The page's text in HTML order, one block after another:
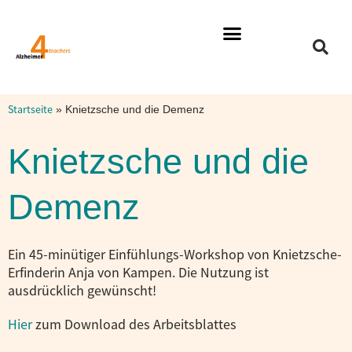
Startseite » Knietzsche und die Demenz
Knietzsche und die
Demenz
Ein 45-minütiger Einfühlungs-Workshop von Knietzsche-
Erfinderin Anja von Kampen. Die Nutzung ist
ausdrücklich gewünscht!
Hierzum Download des Arbeitsblattes